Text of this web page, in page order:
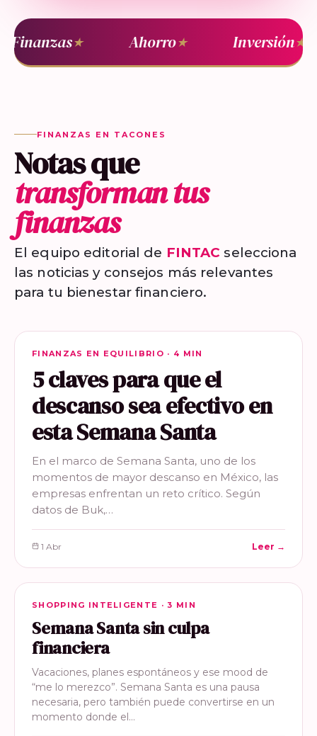
Finanzas★ Ahorro★ Inversión★
FINANZAS EN TACONES
Notas que
transforman tus
finanzas
El equipo editorial de FINTAC selecciona
las noticias y consejos más relevantes
para tu bienestar financiero.
FINANZAS EN EQUILIBRIO
FINANZAS EN EQUILIBRIO · 4 MIN
5 claves para que el
descanso sea efectivo en
esta Semana Santa
En el marco de Semana Santa, uno de los
momentos de mayor descanso en México, las
empresas enfrentan un reto crítico. Según
datos de Buk,…
1 Abr Leer →
SHOPPING INTELIGENTE
SHOPPING INTELIGENTE · 3 MIN
Semana Santa sin culpa
financiera
Vacaciones, planes espontáneos y ese mood de
“me lo merezco”. Semana Santa es una pausa
necesaria, pero también puede convertirse en un
momento donde el…